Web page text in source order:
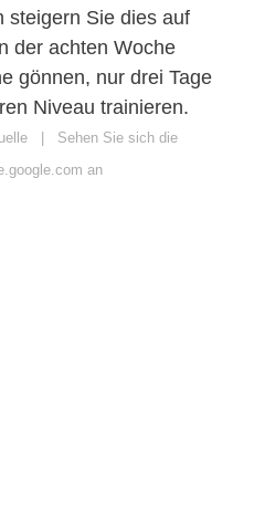
steigern Sie dies auf
der achten Woche
gönnen, nur drei Tage
Niveau trainieren.
| Sehen Sie sich die
an